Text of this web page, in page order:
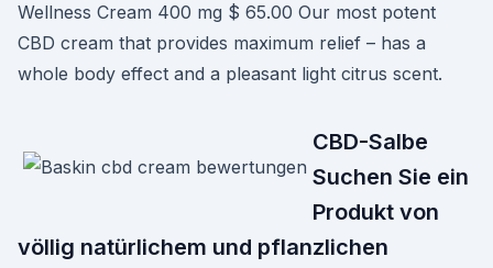
Wellness Cream 400 mg $ 65.00 Our most potent
CBD cream that provides maximum relief – has a
whole body effect and a pleasant light citrus scent.
CBD-Salbe
Suchen Sie ein
Produkt von
völlig natürlichem und pflanzlichen